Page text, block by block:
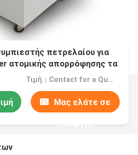
πετρελαίου για
ατομικής απορρόφησης τα
Τιμή：Contact for a Quote
Μας ελάτε σε
επαφή με